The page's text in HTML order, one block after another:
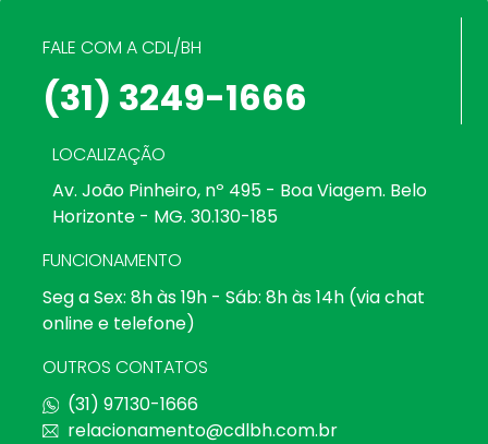
FALE COM A CDL/BH
(31) 3249-1666
LOCALIZAÇÃO
Av. João Pinheiro, nº 495 - Boa Viagem. Belo
Horizonte - MG. 30.130-185
FUNCIONAMENTO
Seg a Sex: 8h às 19h - Sáb: 8h às 14h (via chat
online e telefone)
OUTROS CONTATOS
(31) 97130-1666
relacionamento@cdlbh.com.br